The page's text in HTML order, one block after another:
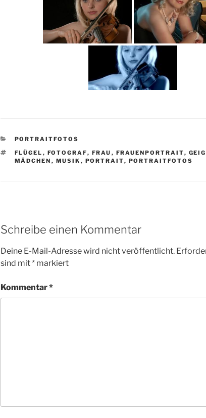
KATEGORIEN
PORTRAITFOTOS
SCHLAGWÖRTER
FLÜGEL , FOTOGRAF, FRAU , FRAUENPORTRAIT,
MÄDCHEN , MUSIK , PORTRAIT, PORTRAITFOTOS
Schreibe einen Kommentar
Deine E-Mail-Adresse wird nicht veröffentlicht.
sind mit* markiert
Kommentar*